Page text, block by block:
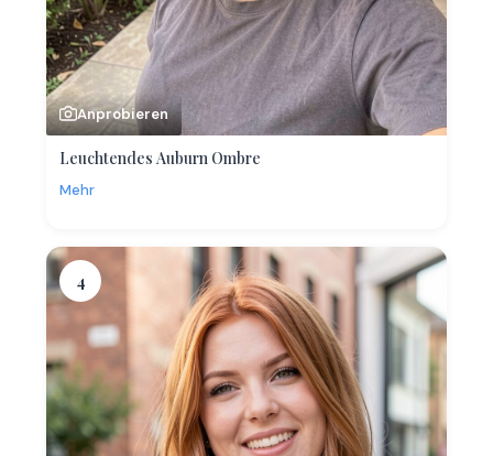
Anprobieren
Leuchtendes Auburn Ombre
Mehr
4